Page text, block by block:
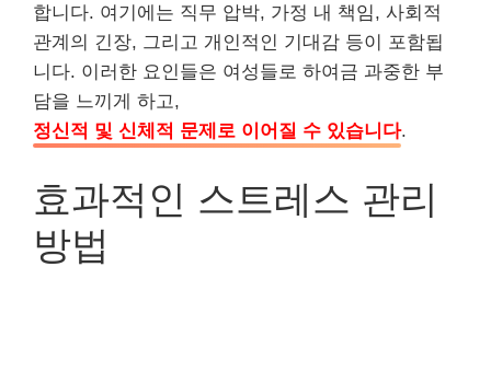
합니다. 여기에는 직무 압박, 가정 내 책임, 사회적
관계의 긴장, 그리고 개인적인 기대감 등이 포함됩
니다. 이러한 요인들은 여성들로 하여금 과중한 부
담을 느끼게 하고,
정신적 및 신체적 문제로 이어질 수 있습니다.
효과적인 스트레스 관리
방법